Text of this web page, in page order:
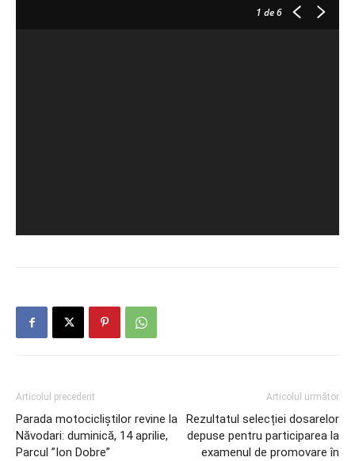
1 de 6
Articolul precedent
Parada motocicliștilor revine la
Năvodari: duminică, 14 aprilie,
Parcul ”Ion Dobre”
Articolul următor
Rezultatul selecției dosarelor
depuse pentru participarea la
examenul de promovare în